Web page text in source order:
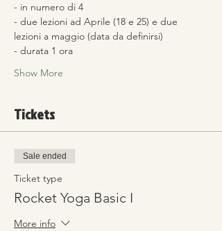
- in numero di 4
- due lezioni ad Aprile (18 e 25) e due
lezioni a maggio (data da definirsi)
- durata 1 ora
Show More
Tickets
Sale ended
Ticket type
Rocket Yoga Basic I
More info